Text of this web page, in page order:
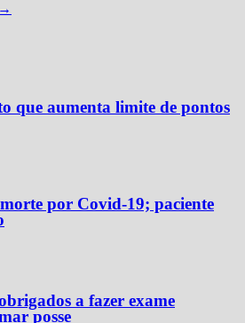
que aumenta limite de pontos
por Covid-19; paciente
a fazer exame
posse